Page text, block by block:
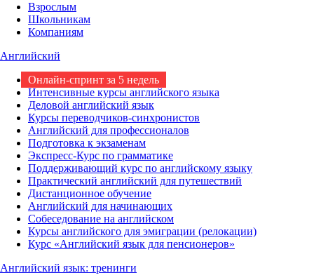
Взрослым
Школьникам
Компаниям
Английский
Онлайн-спринт за 5 недель
Интенсивные курсы английского языка
Деловой английский язык
Курсы переводчиков-синхронистов
Английский для профессионалов
Подготовка к экзаменам
Экспресс-Курс по грамматике
Поддерживающий курс по английскому языку
Практический английский для путешествий
Дистанционное обучение
Английский для начинающих
Собеседование на английском
Курсы английского для эмиграции (релокации)
Курс «Английский язык для пенсионеров»
Английский язык: тренинги